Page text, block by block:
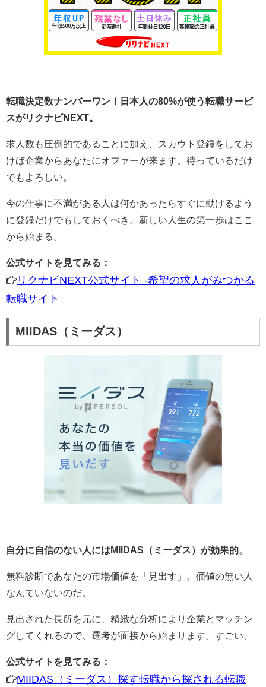
転職決定数ナンバーワン！日本人の80%が使う転職サービ
スがリクナビNEXT。
求人数も圧倒的であることに加え、スカウト登録をしてお
けば企業からあなたにオファーが来ます。待っているだけ
でもよろしい。
今の仕事に不満がある人は何かあったらすぐに動けるよう
に登録だけでもしておくべき。新しい人生の第一歩はここ
から始まる。
公式サイトを見てみる：
リクナビNEXT公式サイト -希望の求人がみつかる
転職サイト
MIIDAS（ミーダス）
自分に自信のない人にはMIIDAS（ミーダス）が効果的。
無料診断であなたの市場価値を「見出す」。価値の無い人
なんていないのだ。
見出された長所を元に、精緻な分析により企業とマッチン
グしてくれるので、選考が面接から始まります。すごい。
公式サイトを見てみる：
MIIDAS（ミーダス）探す転職から探される転職